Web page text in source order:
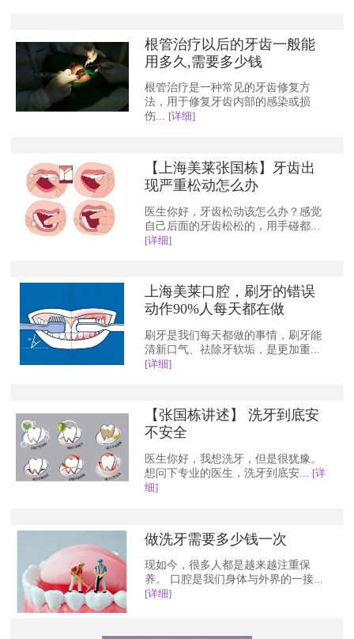
根管治疗以后的牙齿一般能
用多久,需要多少钱
根管治疗是一种常见的牙齿修复方
法，用于修复牙齿内部的感染或损
伤... [详细]
【上海美莱张国栋】牙齿出
现严重松动怎么办
医生你好，牙齿松动该怎么办？感觉
自己后面的牙齿松松的，用手碰都...
[详细]
上海美莱口腔，刷牙的错误
动作90%人每天都在做
刷牙是我们每天都做的事情，刷牙能
清新口气、祛除牙软垢，是更加重...
[详细]
【张国栋讲述】 洗牙到底安
不安全
医生你好，我想洗牙，但是很犹豫。
想问下专业的医生，洗牙到底安... [详
细]
做洗牙需要多少钱一次
现如今，很多人都是越来越注重保
养。 口腔是我们身体与外界的一接...
[详细]